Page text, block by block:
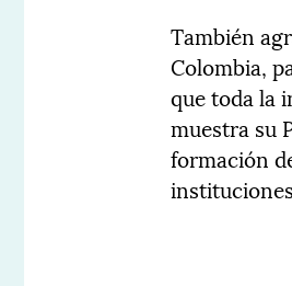
También
Colombia,
que toda la
muestra su
formación